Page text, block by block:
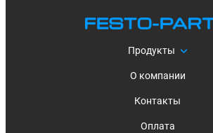
Продукты
О компании
Контакты
Оплата